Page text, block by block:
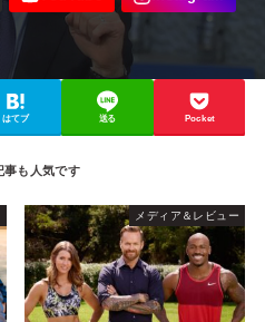
はてブ 送る Pocket
メディア＆レビュー